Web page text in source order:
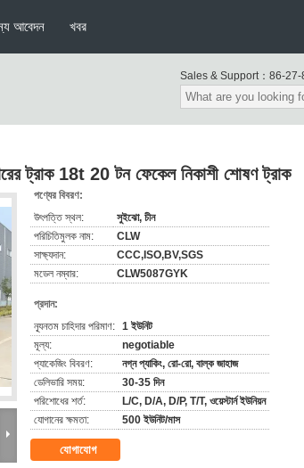
আবেদন খবর
Sales & Support： 86-27-
ট্রাক 18t 20 টন ফেকেল নিকাশী শোষণ ট্রাক
পণ্যের বিবরণ:
উৎপত্তি স্থল:
সুইঝো, চীন
পরিচিতিমুলক নাম:
CLW
সাক্ষ্যদান:
CCC,ISO,BV,SGS
মডেল নম্বার:
CLW5087GYK
প্রদান:
ন্যূনতম চাহিদার পরিমাণ: 1 ইউনিট
মূল্য:
negotiable
প্যাকেজিং বিবরণ:
নগ্ন প্যাকিং, রো-রো, বাল্ক জাহাজ
ডেলিভারি সময়:
30-35 দিন
পরিশোধের শর্ত:
L/C, D/A, D/P, T/T, ওয়েস্টার্ন ইউনিয়ন
যোগানের ক্ষমতা:
500 ইউনিট/মাস
যোগাযোগ